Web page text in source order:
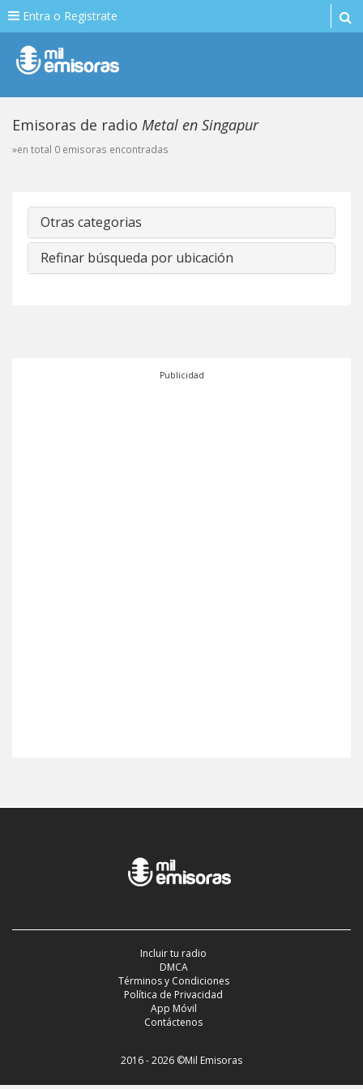
Entra o Registrate
Emisoras de radio Metal en Singapur
»en total 0 emisoras encontradas
Otras categorias
Refinar búsqueda por ubicación
Publicidad
Incluir tu radio
DMCA
Términos y Condiciones
Política de Privacidad
App Móvil
Contáctenos
2016 - 2026 ©Mil Emisoras